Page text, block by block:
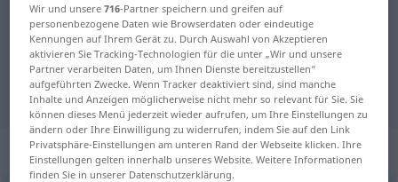
Deutsch-Isländisch Übersetzung
für "erleben"
"erleben" Isländisch Übersetzung
„erleben“
Wir und unsere716-Partner speichern und greifen auf
personenbezogene Daten wie Browserdaten oder eindeutige
Kennungen auf Ihrem Gerät zu. Durch Auswahl von Akzeptieren
aktivieren Sie Tracking-Technologien für die unter „Wir und unsere
Partner verarbeiten Daten, um Ihnen Dienste bereitzustellen“
aufgeführten Zwecke. Wenn Tracker deaktiviert sind, sind manche
Inhalte und Anzeigen möglicherweise nicht mehr so relevant für Sie. Sie
können dieses Menü jederzeit wieder aufrufen, um Ihre Einstellungen zu
ändern oder Ihre Einwilligung zu widerrufen, indem Sie auf den Link
Privatsphäre-Einstellungen am unteren Rand der Webseite klicken. Ihre
Einstellungen gelten innerhalb unseres Website. Weitere Informationen
finden Sie in unserer Datenschutzerklärung.